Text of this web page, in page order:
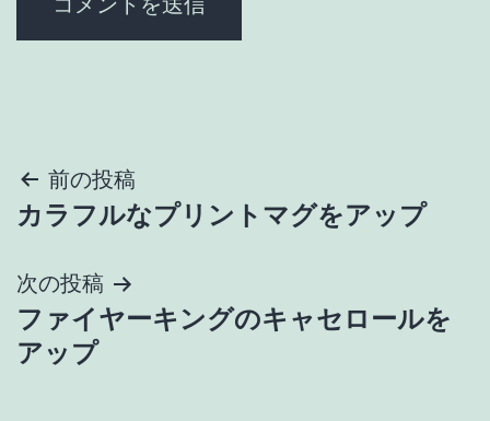
投
稿
ナ
ビ
前の投稿
カラフルなプリントマグをアップ
次の投稿
ファイヤーキングのキャセロールを
アップ